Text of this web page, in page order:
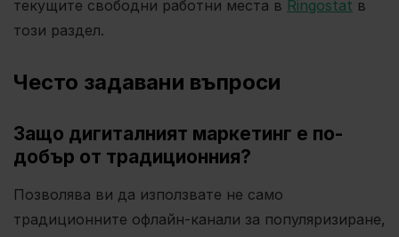
текущите свободни работни места в Ringostat в
този раздел.
Често задавани въпроси
Защо дигиталният маркетинг е по-
добър от традиционния?
Позволява ви да използвате не само
традиционните офлайн-канали за популяризиране,